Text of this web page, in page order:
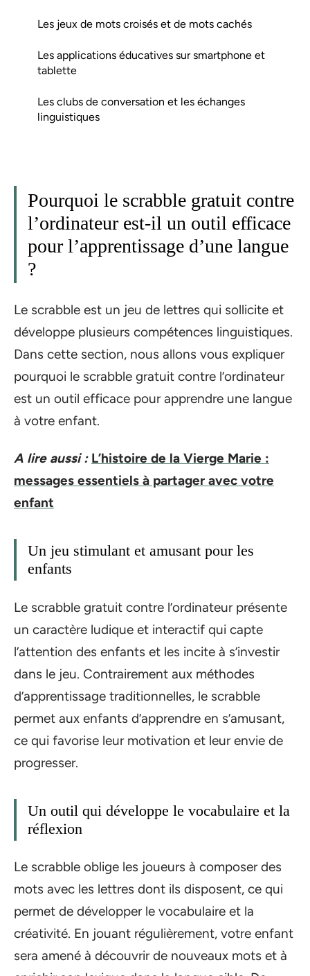
Les jeux de mots croisés et de mots cachés
Les applications éducatives sur smartphone et
tablette
Les clubs de conversation et les échanges
linguistiques
Pourquoi le scrabble gratuit contre
l’ordinateur est-il un outil efficace
pour l’apprentissage d’une langue
?
Le scrabble est un jeu de lettres qui sollicite et
développe plusieurs compétences linguistiques.
Dans cette section, nous allons vous expliquer
pourquoi le scrabble gratuit contre l’ordinateur
est un outil efficace pour apprendre une langue
à votre enfant.
A lire aussi : L’histoire de la Vierge Marie :
messages essentiels à partager avec votre
enfant
Un jeu stimulant et amusant pour les
enfants
Le scrabble gratuit contre l’ordinateur présente
un caractère ludique et interactif qui capte
l’attention des enfants et les incite à s’investir
dans le jeu. Contrairement aux méthodes
d’apprentissage traditionnelles, le scrabble
permet aux enfants d’apprendre en s’amusant,
ce qui favorise leur motivation et leur envie de
progresser.
Un outil qui développe le vocabulaire et la
réflexion
Le scrabble oblige les joueurs à composer des
mots avec les lettres dont ils disposent, ce qui
permet de développer le vocabulaire et la
créativité. En jouant régulièrement, votre enfant
sera amené à découvrir de nouveaux mots et à